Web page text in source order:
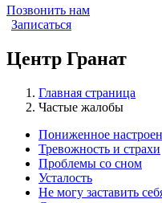
Позвонить нам
Записаться
Центр Гранат
Главная страница
Частые жалобы
Пониженное
Тревожность и страхи
Проблемы со сном
Усталость
Не могу заставить